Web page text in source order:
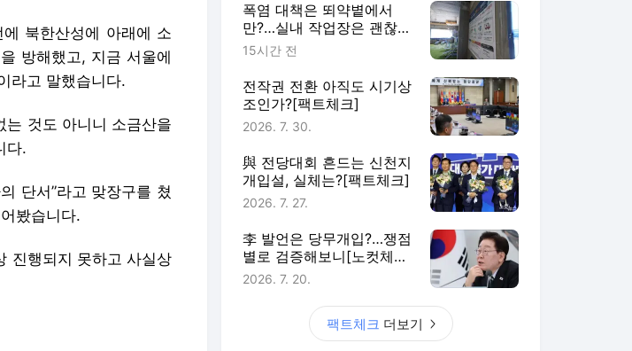
단서”라고 맞장구를 쳤
봤습니다.
진행되지 못하고 사실상
폭염 대책은 뙤약볕에서
만?…실내 작업장은 괜찮을
까[팩트체크]
15시간 전
전작권 전환 아직도 시기상
조인가?[팩트체크]
2026. 7. 30.
與 전당대회 흔드는 신천지
개입설, 실체는?[팩트체크]
2026. 7. 27.
李 발언은 당무개입?…쟁점
별로 검증해보니[노컷체
크]
2026. 7. 20.
팩트체크 더보기